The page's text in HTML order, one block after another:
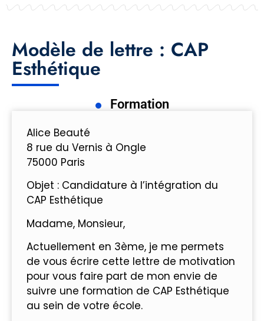
Modèle de lettre : CAP
Esthétique
Formation
Alice Beauté
8 rue du Vernis à Ongle
75000 Paris
Objet : Candidature à l’intégration du
CAP Esthétique
Madame, Monsieur,
Actuellement en 3ème, je me permets
de vous écrire cette lettre de motivation
pour vous faire part de mon envie de
suivre une formation de CAP Esthétique
au sein de votre école.